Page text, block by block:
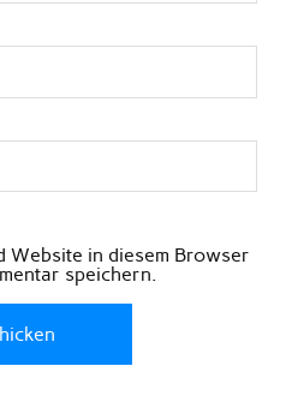
Website in diesem Browser
speichern.